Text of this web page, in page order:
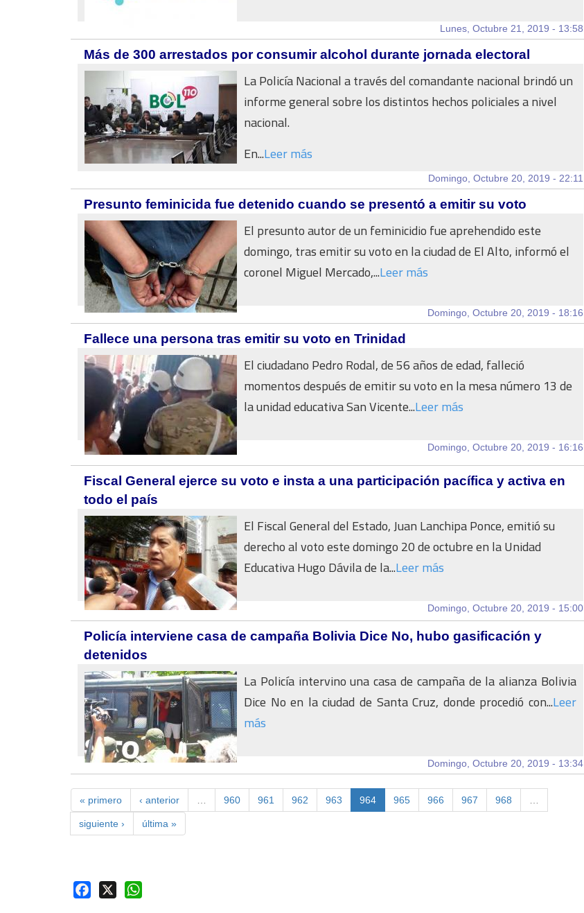
Lunes, Octubre 21, 2019 - 13:58
Más de 300 arrestados por consumir alcohol durante jornada electoral
La Policía Nacional a través del comandante nacional brindó un
informe general sobre los distintos hechos policiales a nivel
nacional.
En...Leer más
Domingo, Octubre 20, 2019 - 22:11
Presunto feminicida fue detenido cuando se presentó a emitir su voto
El presunto autor de un feminicidio fue aprehendido este
domingo, tras emitir su voto en la ciudad de El Alto, informó el
coronel Miguel Mercado,...Leer más
Domingo, Octubre 20, 2019 - 18:16
Fallece una persona tras emitir su voto en Trinidad
El ciudadano Pedro Rodal, de 56 años de edad, falleció
momentos después de emitir su voto en la mesa número 13 de
la unidad educativa San Vicente...Leer más
Domingo, Octubre 20, 2019 - 16:16
Fiscal General ejerce su voto e insta a una participación pacífica y activa en
todo el país
El Fiscal General del Estado, Juan Lanchipa Ponce, emitió su
derecho al voto este domingo 20 de octubre en la Unidad
Educativa Hugo Dávila de la...Leer más
Domingo, Octubre 20, 2019 - 15:00
Policía interviene casa de campaña Bolivia Dice No, hubo gasificación y
detenidos
La Policía intervino una casa de campaña de la alianza Bolivia
Dice No en la ciudad de Santa Cruz, donde procedió con...Leer
más
Domingo, Octubre 20, 2019 - 13:34
« primero ‹ anterior 960 961 962 963 964 965 966 967 968
siguiente › última »
Facebook